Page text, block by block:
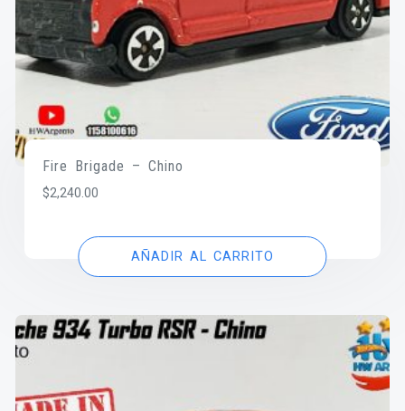
Fire Brigade – Chino
$2,240.00
AÑADIR AL CARRITO